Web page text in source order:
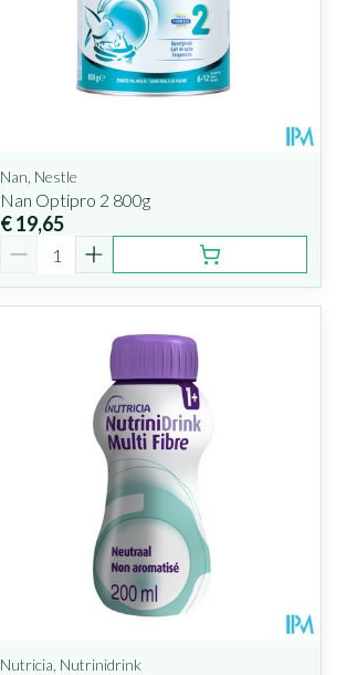
Nan, Nestle
Nan Optipro 2 800g
€ 19,65
Nutricia, Nutrinidrink